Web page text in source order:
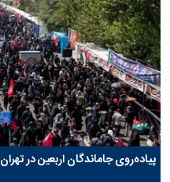
پیاده‌روی جاماندگان اربعین در تهران